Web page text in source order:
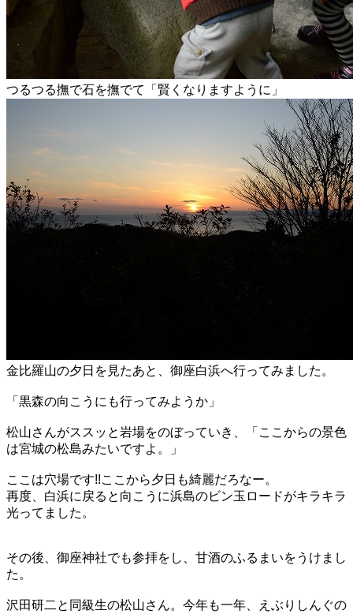
つるつる撫で石を撫でて「賢くなりますように」
金比羅山の夕日を見たあと、御座白浜へ行ってみました。
「黒森の向こうにも行ってみようか」
松山さんがススッと岩場をのぼっていき、「ここからの景色
は宮城の松島みたいですよ。」
ここは穴場です!!ここから夕日も綺麗だろなー。
再度、白浜に戻ると向こうに浜島のビン玉ロードがキラキラ
光ってました。
その後、御座神社でも参拝をし、甘酒のふるまいをうけまし
た。
沢田研二と同級生の松山さん。今年も一年、えぶりしんぐの